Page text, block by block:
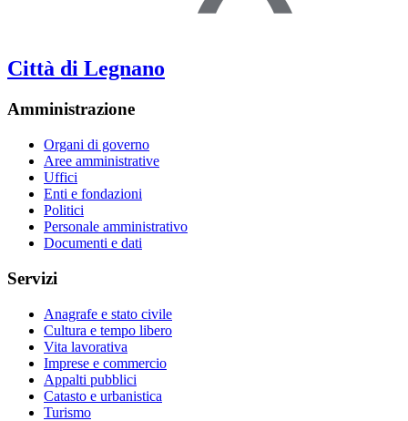
Città di Legnano
Amministrazione
Organi di governo
Aree amministrative
Uffici
Enti e fondazioni
Politici
Personale amministrativo
Documenti e dati
Servizi
Anagrafe e stato civile
Cultura e tempo libero
Vita lavorativa
Imprese e commercio
Appalti pubblici
Catasto e urbanistica
Turismo